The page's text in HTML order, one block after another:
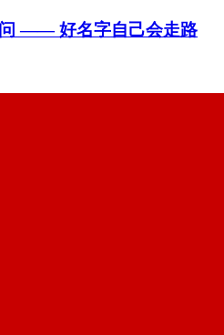
—— 好名字自己会走路